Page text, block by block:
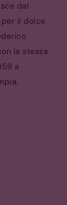
dal
il dolce
la stessa
a